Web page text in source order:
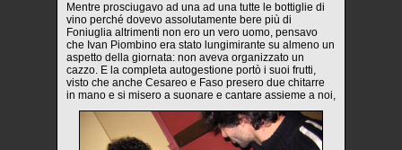
Mentre prosciugavo ad una ad una tutte le bottiglie di
vino perché dovevo assolutamente bere più di
Foniuglia altrimenti non ero un vero uomo, pensavo
che Ivan Piombino era stato lungimirante su almeno un
aspetto della giornata: non aveva organizzato un
cazzo. E la completa autogestione portò i suoi frutti,
visto che anche Cesareo e Faso presero due chitarre
in mano e si misero a suonare e cantare assieme a noi,